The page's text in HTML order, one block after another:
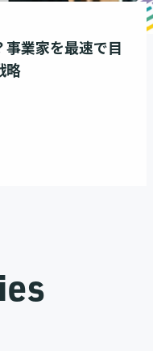
業家を最速で目
略